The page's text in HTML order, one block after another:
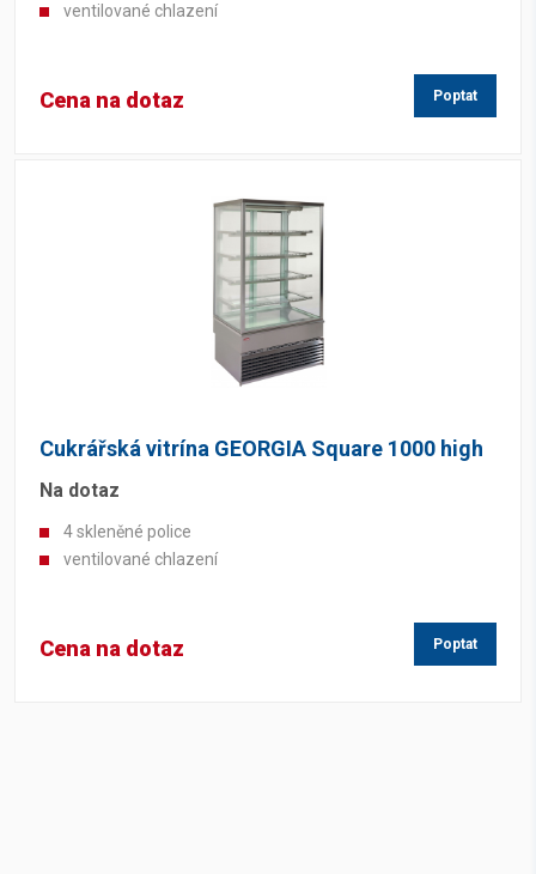
ventilované chlazení
Cena na dotaz Poptat
Cukrářská vitrína GEORGIA Square 1000 high
Na dotaz
4 skleněné police
ventilované chlazení
Cena na dotaz Poptat